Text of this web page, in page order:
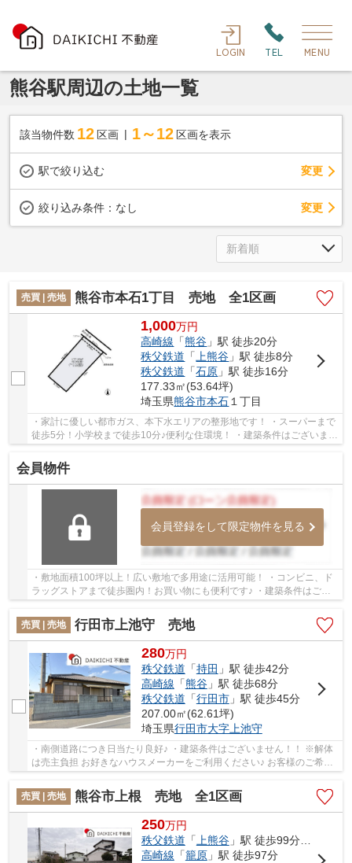
LOGIN TEL MENU
熊谷駅周辺の土地一覧
該当物件数 12 区画 1～12 区画を表示
駅で絞り込む 変更
絞り込み条件： なし 変更
売買 | 売地 熊谷市本石1丁目 売地 全1区画
1,000万円
高崎線 「熊谷 」駅 徒歩20分
秩父鉄道 「 上熊谷 」駅 徒歩8分
秩父鉄道 「石原 」駅 徒歩16分
177.33㎡(53.64坪)
埼玉県熊谷市本石 １丁目
・家計に優しい都市ガス、本下水エリアの整形地です！ ・スーパーまで
徒歩5分！小学校まで徒歩10分♪便利な住環境！ ・建築条件はございませ
ん♪お好きなハウスメーカーにて建築可能です...
会員物件
会員登録をして限定物件を見る
・敷地面積100坪以上！広い敷地で多用途に活用可能！ ・コンビニ、ド
ラッグストアまで徒歩圏内！お買い物にも便利です♪ ・建築条件はござ
売買 | 売地
行田市上池守 売地
280万円
秩父鉄道 「持田 」駅 徒歩42分
高崎線 「熊谷」駅 徒歩68分
秩父鉄道 「行田市」駅 徒歩45分
207.00㎡(62.61坪)
埼玉県行田市大字上池守
・南側道路につき日当たり良好♪ ・建築条件はございません！！ ※解体
は売主負担 お好きなハウスメーカーをご利用ください♪ お客様のご希望
売買 | 売地
熊谷市上根 売地 全1区画
250万円
秩父鉄道 「 上熊谷」駅 徒歩99分車20分
高崎線 「籠原」駅 徒歩97分